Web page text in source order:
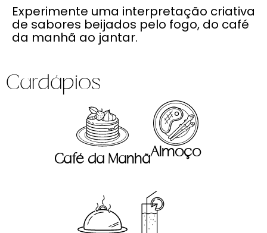
Experimente uma interpretação criativa
de sabores beijados pelo fogo, do café
da manhã ao jantar.
Cardápios
Café da ManhãAlmoço